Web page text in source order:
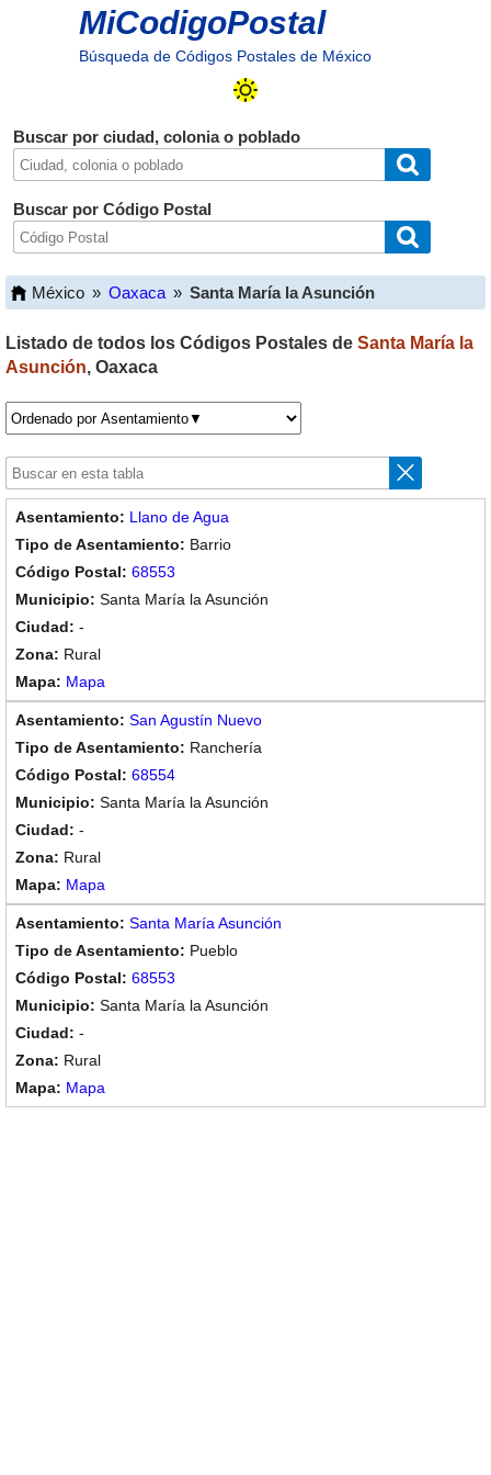
MiCodigoPostal
Búsqueda de Códigos Postales de México
Buscar por ciudad, colonia o poblado
Buscar por Código Postal
México » Oaxaca » Santa María la Asunción
Listado de todos los Códigos Postales de Santa María la
Asunción, Oaxaca
Llano de Agua
Barrio
68553
Santa María la Asunción
-
Rural
Mapa
San Agustín Nuevo
Ranchería
68554
Santa María la Asunción
-
Rural
Mapa
Santa María Asunción
Pueblo
68553
Santa María la Asunción
-
Rural
Mapa